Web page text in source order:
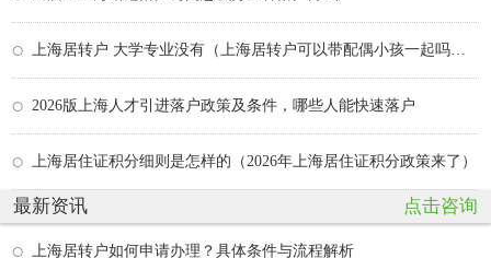
2026版上海人才引进落户政策及条件，哪些人能快速落户
上海居住证积分细则是怎样的（2026年上海居住证积分政策来了）
最新资讯 点击咨询
上海居转户如何申请办理？具体条件与流程解析